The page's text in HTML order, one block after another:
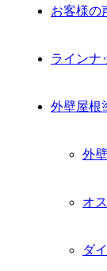
お客様の
ラインナ
外壁屋根
外
オ
ダ